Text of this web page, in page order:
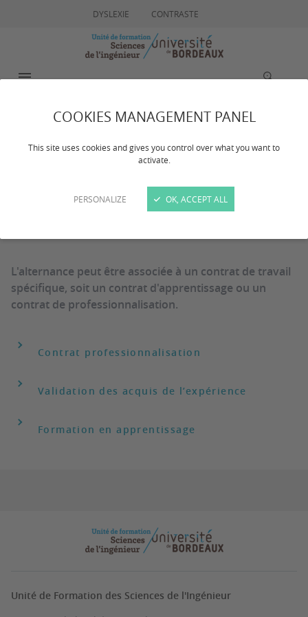
COOKIES MANAGEMENT PANEL
This site uses cookies and gives you control over what you want to
activate.
PERSONALIZE OK, ACCEPT ALL
DYSLEXIE CONTRASTE
Formation continue /
apprentissage
L'alternance peut être associée à un contrat de travail
spécifique, soit un contrat d'apprentissage ou un
contrat de professionnalisation.
Contrat professionnalisation
Validation des acquis de l’expérience
Formation en apprentissage
Unité de Formation des Sciences de l'Ingénieur